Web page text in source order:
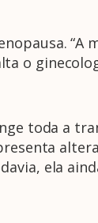
“A
o
toda a
ela